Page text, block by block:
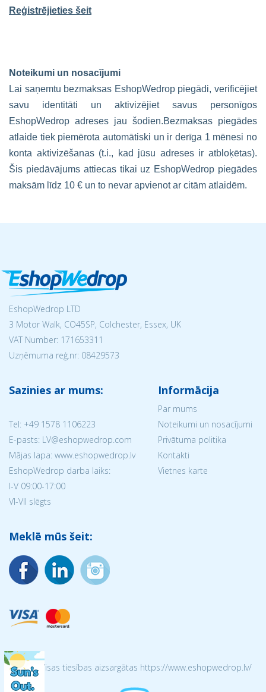
Reģistrējieties šeit
Noteikumi un nosacījumi
Lai saņemtu bezmaksas EshopWedrop piegādi, verificējiet
savu identitāti un aktivizējiet savus personīgos
EshopWedrop adreses jau šodien.Bezmaksas piegādes
atlaide tiek piemērota automātiski un ir derīga 1 mēnesi no
konta aktivizēšanas (t.i., kad jūsu adreses ir atbloķētas).
Šis piedāvājums attiecas tikai uz EshopWedrop piegādes
maksām līdz 10 € un to nevar apvienot ar citām atlaidēm.
EshopWedrop LTD
3 Motor Walk, CO45SP, Colchester, Essex, UK
VAT Number: 171653311
Uzņēmuma reģ.nr: 08429573
Sazinies ar mums:
Tel: +49 1578 1106223
E-pasts: LV@eshopwedrop.com
Mājas lapa: www.eshopwedrop.lv
EshopWedrop darba laiks:
I-V 09:00-17:00
VI-VII slēgts
Informācija
Par mums
Noteikumi un nosacījumi
Privātuma politika
Kontakti
Vietnes karte
Meklē mūs šeit:
© 2026 Visas tiesības aizsargātas https://www.eshopwedrop.lv/